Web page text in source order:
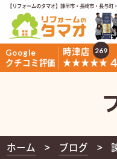
【リフォームのタマオ】諫早市・長崎市・長与町
Google
クチコミ評価
時津店
★★★★★
269
ホーム ブログ